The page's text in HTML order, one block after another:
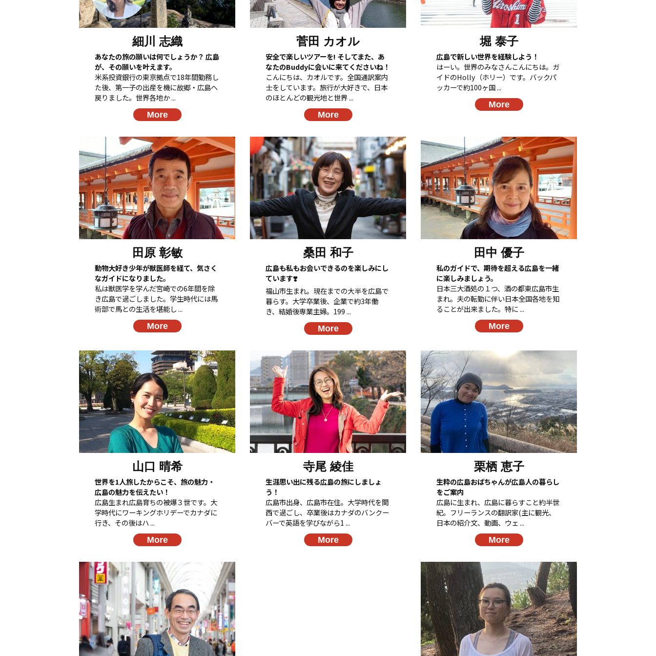
細川 志織
あなたの旅の願いは何でしょうか？ 広島
が、その願いを叶えます。
米系投資銀行の東京拠点で18年間勤務し
た後、第一子の出産を機に故郷・広島へ
戻りました。世界各地か ...
More
菅田 カオル
安全で楽しいツアーを! そしてまた、あ
なたのBuddyに会いに来てくださいね！
こんにちは、カオルです。全国通訳案内
士をしています。旅行が大好きで、日本
のほとんどの観光地と世界 ...
More
堀 泰子
広島で新しい世界を経験しよう！
はーい。世界のみなさんこんにちは。ガ
イドのHolly（ホリー）です。バックパ
ッカーで約100ヶ国 ...
More
田原 彰敏
動物大好き少年が獣医師を経て、気さく
なガイドになりました。
私は獣医学を学んだ宮崎での6年間を除
き広島で過ごしました。学生時代には馬
術部で馬との生活を堪能し ...
More
桑田 和子
広島も私もお会いできるのを楽しみにし
ています❣️
福山市生まれ。現在までの大半を広島で
暮らす。大学卒業後、企業で約3年働
き、結婚後専業主婦。199 ...
More
田中 優子
私のガイドで、期待を超える広島を一緒
に楽しみましょう。
日本三大酒処の１つ、酒の都東広島市生
まれ。夫の転勤に伴い日本全国各地を知
ることが出来ました。特に ...
More
山口 晴希
世界を1人旅したからこそ、旅の魅力・
広島の魅力を伝えたい！
広島生まれ広島育ちの被爆３世です。大
学時代にワーキングホリデーでカナダに
行き、その後はハ ...
More
寺尾 綾佳
生涯思い出に残る広島の旅にしましょ
う！
広島市出身、広島市在住。大学時代を関
西で過ごし、卒業後はカナダのバンクー
バーで英語を学びながら1 ...
More
栗栖 恵子
生粋の広島おばちゃんが広島人の暮らし
をご案内
広島に生まれ、広島に暮らすこと約半世
紀。フリーランスの翻訳家(主に観光、
日本の紹介文、動画、ウェ ...
More